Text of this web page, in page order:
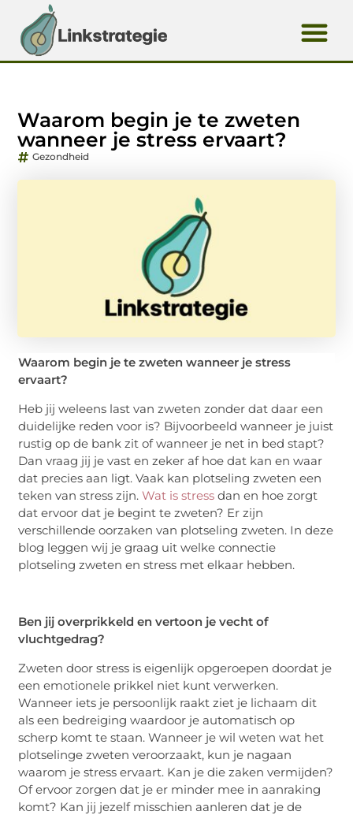
Waarom begin je te zweten
wanneer je stress ervaart?
Gezondheid
Waarom begin je te zweten wanneer je stress
ervaart?
Heb jij weleens last van zweten zonder dat daar een
duidelijke reden voor is? Bijvoorbeeld wanneer je juist
rustig op de bank zit of wanneer je net in bed stapt?
Dan vraag jij je vast en zeker af hoe dat kan en waar
dat precies aan ligt. Vaak kan plotseling zweten een
teken van stress zijn.Wat is stress dan en hoe zorgt
dat ervoor dat je begint te zweten? Er zijn
verschillende oorzaken van plotseling zweten. In deze
blog leggen wij je graag uit welke connectie
plotseling zweten en stress met elkaar hebben.
Ben jij overprikkeld en vertoon je vecht of
vluchtgedrag?
Zweten door stress is eigenlijk opgeroepen doordat je
een emotionele prikkel niet kunt verwerken.
Wanneer iets je persoonlijk raakt ziet je lichaam dit
als een bedreiging waardoor je automatisch op
scherp komt te staan. Wanneer je wil weten wat het
plotselinge zweten veroorzaakt, kun je nagaan
waarom je stress ervaart. Kan je die zaken vermijden?
Of ervoor zorgen dat je er minder mee in aanraking
komt? Kan jij jezelf misschien aanleren dat je de